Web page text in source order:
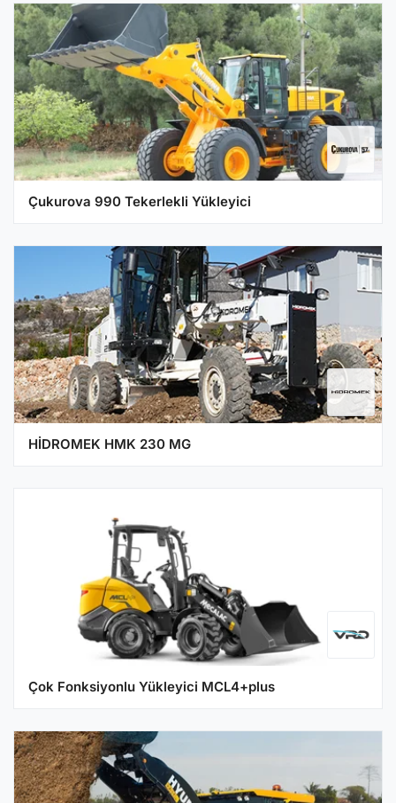
Çukurova 990 Tekerlekli Yükleyici
HİDROMEK HMK 230 MG
Çok Fonksiyonlu Yükleyici MCL4+plus